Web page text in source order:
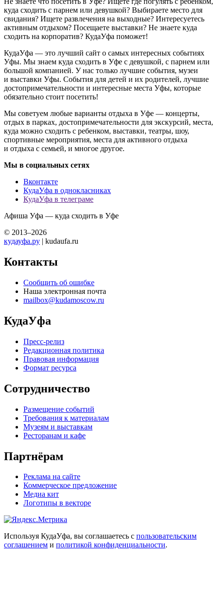
куда сходить с парнем или девушкой? Выбираете место для
свидания? Ищете развлечения на выходные? Интересуетесь
активным отдыхом? Посещаете выставки? Не знаете куда
сходить на корпоратив? КудаУфа поможет!
КудаУфа — это лучший сайт о самых интересных событиях
Уфы. Мы знаем куда сходить в Уфе с девушкой, с парнем или
большой компанией. У нас только лучшие события, музеи
и выставки Уфы. События для детей и их родителей, лучшие
достопримечательности и интересные места Уфы, которые
обязательно стоит посетить!
Мы советуем любые варианты отдыха в Уфе — концерты,
отдых в парках, достопримечательности для экскурсий, места,
куда можно сходить с ребенком, выставки, театры, шоу,
спортивные мероприятия, места для активного отдыха
и отдыха с семьей, и многое другое.
Мы в социальных сетях
Вконтакте
КудаУфа в однокласниках
КудаУфа в телеграме
Афиша Уфа — куда сходить в Уфе
© 2013–2026
кудауфа.ру | kudaufa.ru
Контакты
Сообщить об ошибке
Наша электронная почта
mailbox@kudamoscow.ru
КудаУфа
Пресс-релиз
Редакционная политика
Правовая информация
Формат ресурса
Сотрудничество
Размещение событий
Требования к материалам
Музеям и выставкам
Ресторанам и кафе
Партнёрам
Реклама на сайте
Коммерческое предложение
Медиа кит
Логотипы в векторе
Используя КудаУфа, вы соглашаетесь с пользовательским
соглашением и политикой конфиденциальности.